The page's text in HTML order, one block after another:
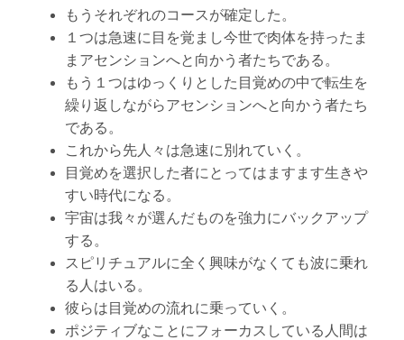
もうそれぞれのコースが確定した。
１つは急速に目を覚まし今世で肉体を持ったま
まアセンションへと向かう者たちである。
もう１つはゆっくりとした目覚めの中で転生を
繰り返しながらアセンションへと向かう者たち
である。
これから先人々は急速に別れていく。
目覚めを選択した者にとってはますます生きや
すい時代になる。
宇宙は我々が選んだものを強力にバックアップ
する。
スピリチュアルに全く興味がなくても波に乗れ
る人はいる。
彼らは目覚めの流れに乗っていく。
ポジティブなことにフォーカスしている人間は